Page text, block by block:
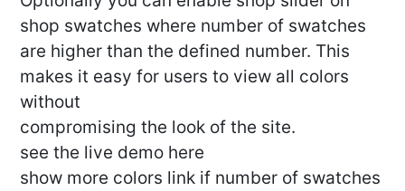
shop swatches where number of swatches
are higher than the defined number. This
makes it easy for users to view all colors
without
compromising the look of the site.
see the live demo here
show more colors link if number of swatches